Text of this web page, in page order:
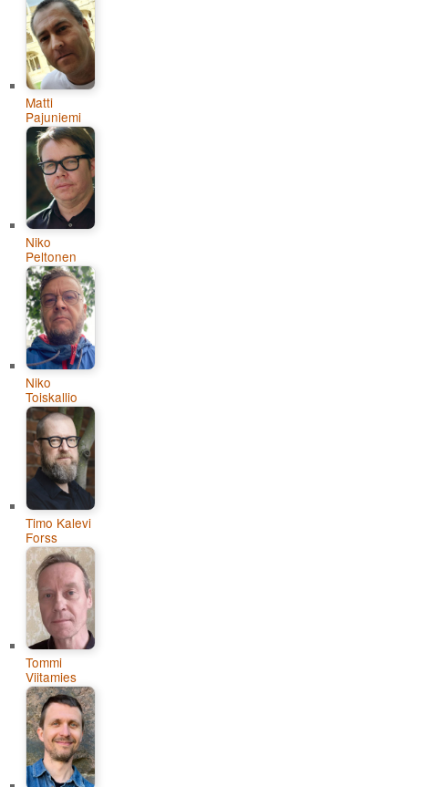
Matti
Pajuniemi
Niko
Peltonen
Niko
Toiskallio
Timo Kalevi
Forss
Tommi
Viitamies